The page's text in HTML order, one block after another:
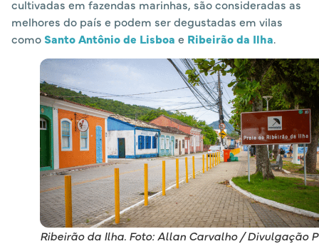
cultivadas em fazendas marinhas, são consideradas as
melhores do país e podem ser degustadas em vilas
comoSanto Antônio de Lisboa e Ribeirão da Ilha.
Ribeirão da Ilha. Foto: Allan Carvalho / Divulgação